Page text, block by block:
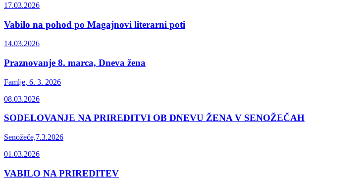
17.03.2026
Vabilo na pohod po Magajnovi literarni poti
14.03.2026
Praznovanje 8. marca, Dneva žena
Famlje, 6. 3. 2026
08.03.2026
SODELOVANJE NA PRIREDITVI OB DNEVU ŽENA V SENOŽEČAH
Senožeče,7.3.2026
01.03.2026
VABILO NA PRIREDITEV